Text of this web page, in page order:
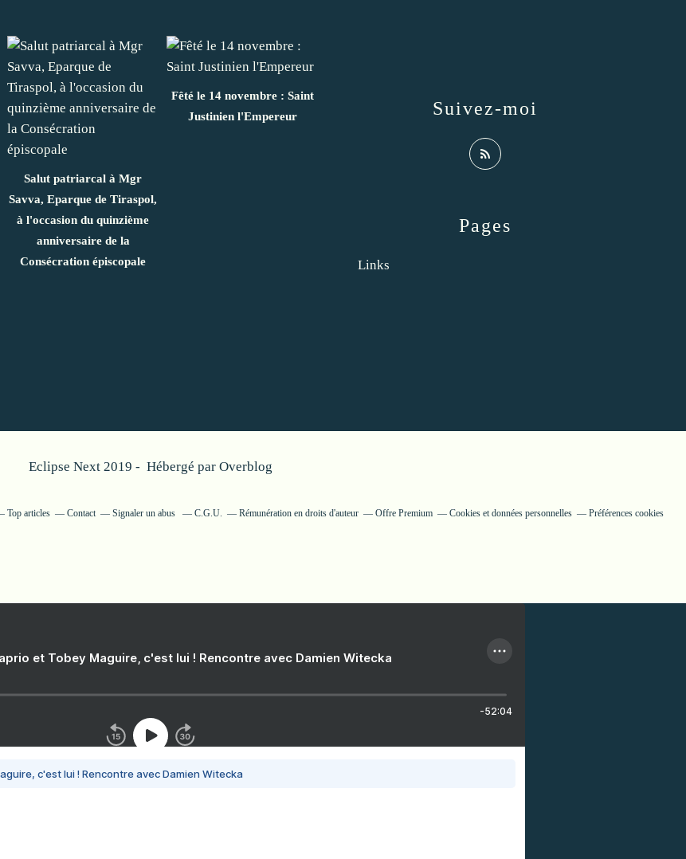
Salut patriarcal à Mgr
Savva, Eparque de Tiraspol,
à l'occasion du quinzième
anniversaire de la
Consécration épiscopale
Fêté le 14 novembre : Saint
Justinien l'Empereur
Pages
Links
Suivez-moi
Eclipse Next 2019 - Hébergé par Overblog
Top articles Contact Signaler un abus C.G.U. Rémunération en droits d'auteur Offre Premium Cookies et données personnelles Préférences cookies
et Tobey Maguire, c'est lui ! Rencontre avec Damien Witecka
-52:04
c'est lui ! Rencontre avec Damien Witecka